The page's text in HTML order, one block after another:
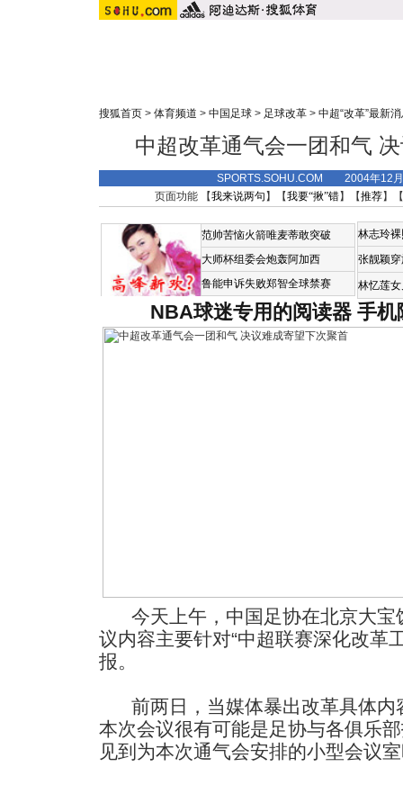
搜狐首页 > 体育频道 > 中国足球 > 足球改革 > 中超“改革”最新
中超改革通气会一团和气
SPORTS.SOHU.COM 2004年12
页面功能 【我来说两句 】【我要“揪”错】【推荐】
范帅苦恼火箭唯麦蒂敢突破
大师杯组委会炮轰阿加西
鲁能申诉失败郑智全球禁赛
林志玲
张靓颖
林忆莲
NBA球迷专用的阅读器 手机
今天上午，中国足协在北京大宝
议内容主要针对“中超联赛深化改革
报。
前两日，当媒体暴出改革具体内
本次会议很有可能是足协与各俱乐
见到为本次通气会安排的小型会议